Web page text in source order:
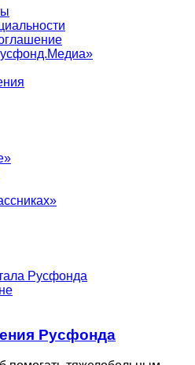
Русфонда
Русфонда